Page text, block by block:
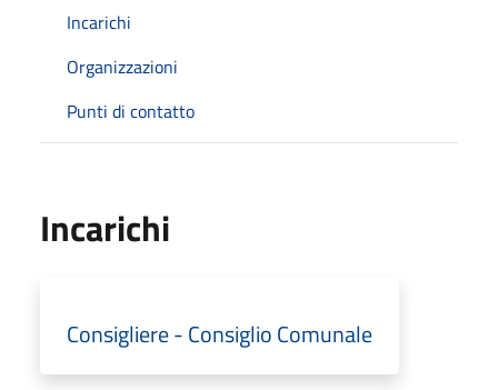
Incarichi
Organizzazioni
Punti di contatto
Incarichi
Consigliere - Consiglio Comunale